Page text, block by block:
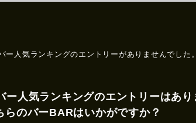
ー人気ランキングのエントリーがありませんでした。
ー人気ランキングのエントリーはあり
らのバーBARはいかがですか？